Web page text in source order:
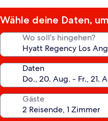
Wähle deine Daten,
Wo soll’s hingehen?
Daten
Gäste